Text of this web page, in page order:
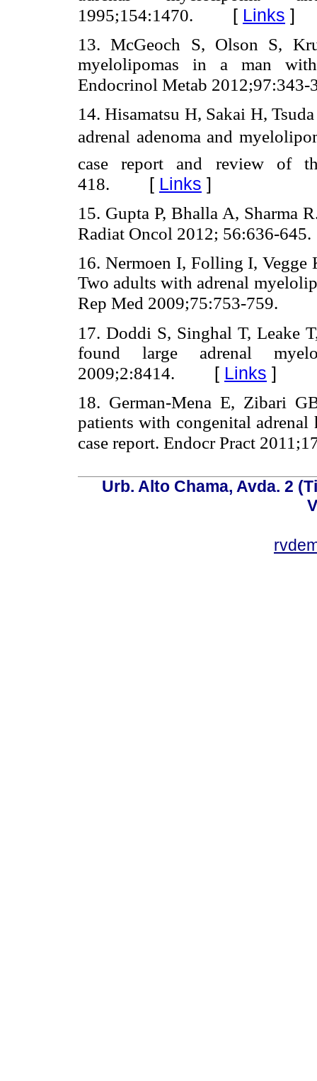
1995;154:1470. [ Links ]
13. McGeoch S, Olson S,
myelolipomas in a man
Endocrinol Metab 2012;97:343-
14. Hisamatsu H, Sakai H,
adrenal adenoma and
case report and review of
418. [ Links ]
15. Gupta P, Bhalla A, Sharma
Radiat Oncol 2012; 56:636-645.
16. Nermoen I, Folling I,
Two adults with adrenal
Rep Med 2009;75:753-759.
17. Doddi S, Singhal T, Leake
found large adrenal
2009;2:8414. [ Links ]
18. German-Mena E, Zibari
patients with congenital
case report. Endocr Pract
Urb. Alto Chama, Avda. 2